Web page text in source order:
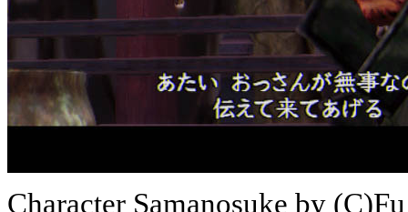
Character Samanosuke by